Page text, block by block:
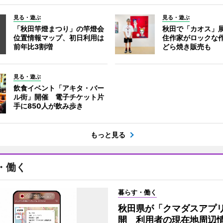
見る・遊ぶ
「秋田竿燈まつり」の竿燈会
位置情報マップ、初日利用は
前年比3割増
見る・遊ぶ
秋田で「カオス
住作家がロックな
どら焼き販売も
見る・遊ぶ
飲食イベント「アキタ・バー
ル街」開催 電子チケット片
手に850人が飲み歩き
もっと見る
働く
暮らす・働く
秋田県が「クマダスアプ
開 利用者の現在地周辺